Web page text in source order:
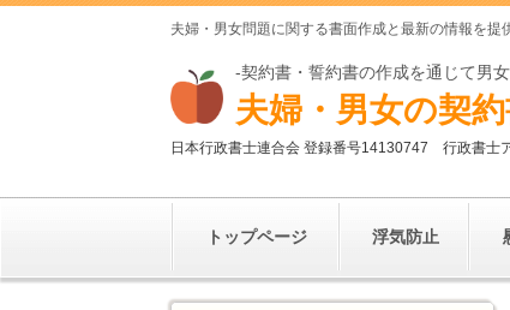
夫婦・男女問題に関する書面作成と最新の情報を提
-契約書・誓約書の作成を通じて男
夫婦・男女の契
日本行政書士連合会 登録番号14130747 行政書士
トップページ 浮気防止